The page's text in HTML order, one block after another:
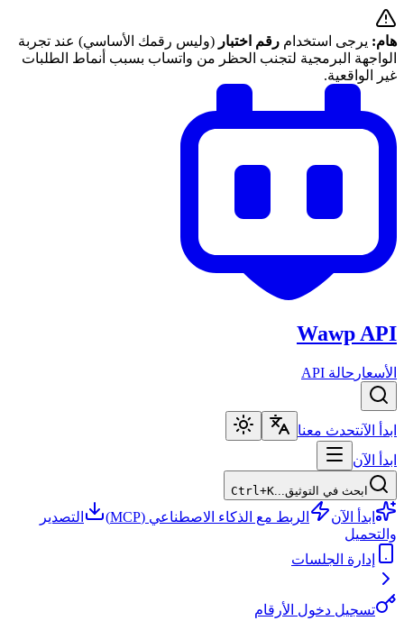
هام: يرجى استخدام رقم اختبار (وليس رقمك الأساسي) عند تجربة
الواجهة البرمجية لتجنب الحظر من واتساب بسبب أنماط الطلبات
غير الواقعية.
Wawp API
الأسعار حالة API
ابدأ الآنتحدث معنا
ابدأ الآن
ابحث في التوثيق... Ctrl+K
ابدأ الآن الربط مع الذكاء الاصطناعي (MCP)
التصدير
والتحميل
إدارة الجلسات
تسجيل دخول الأرقام